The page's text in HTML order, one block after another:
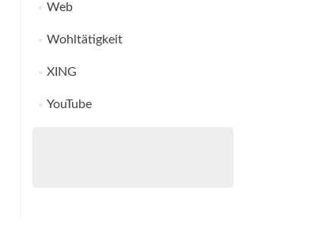
Web
Wohltätigkeit
XING
YouTube